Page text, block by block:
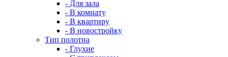
- Для зала
- В комнату
- В квартиру
- В новостройку
Тип полотна
- Глухие